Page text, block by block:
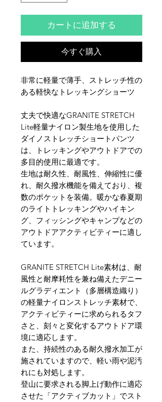
カートに追加する
今すぐ購入
非常に軽量で薄手、ストレッチ性の
ある軽快なトレッキングショーツ
丈夫で快適なGRANITE STRETCH
Lite軽量ナイロン製生地を使用した
ダイノストレッチショートパンツ
は、トレッキングやアウトドアでの
多目的使用に最適です。
生地は耐久性、耐風性、伸縮性に優
れ、耐久撥水機能を備えており、複
数のポケットを装備。暖かな春夏期
のライトトレッキングやハイキン
グ、フィッシングやキャンプなどの
アウトドアアクティビティーに適し
ています。
GRANITE STRETCH Lite素材は、耐
風性と耐摩耗性を兼ね備えたデニー
ルグラディエント（多層構造織り）
の軽量ナイロンストレッチ素材で、
アクティビティーに求められるタフ
さと、刻々と変化するアウトドア環
境に適応します。
また、持続性のある耐久撥水加工が
施されていますので、軽い雨や泥汚
れにも対処します。
登山に要求される脚上げ動作に適応
させた「アクティブカット」でスト